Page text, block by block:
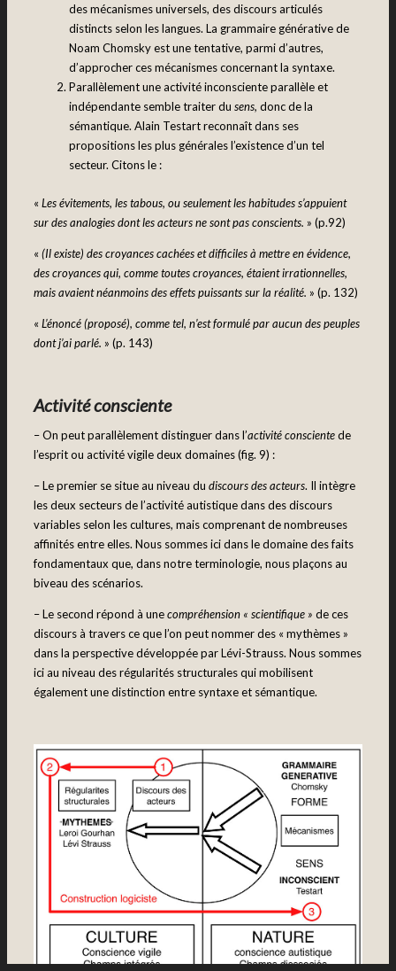
des mécanismes universels, des discours articulés
distincts selon les langues. La grammaire générative de
Noam Chomsky est une tentative, parmi d’autres,
d’approcher ces mécanismes concernant la syntaxe.
Parallèlement une activité inconsciente parallèle et
indépendante semble traiter du sens, donc de la
sémantique. Alain Testart reconnaît dans ses
propositions les plus générales l’existence d’un tel
secteur. Citons le :
« Les évitements, les tabous, ou seulement les habitudes s’appuient
sur des analogies dont les acteurs ne sont pas conscients. » (p.92)
« (Il existe) des croyances cachées et difficiles à mettre en évidence,
des croyances qui, comme toutes croyances, étaient irrationnelles,
mais avaient néanmoins des effets puissants sur la réalité. » (p. 132)
« L’énoncé (proposé), comme tel, n’est formulé par aucun des peuples
dont j’ai parlé. » (p. 143)
Activité consciente
– On peut parallèlement distinguer dans l’activité conscientede
l’esprit ou activité vigile deux domaines (fig. 9) :
– Le premier se situe au niveau du discours des acteurs. Il intègre
les deux secteurs de l’activité autistique dans des discours
variables selon les cultures, mais comprenant de nombreuses
affinités entre elles. Nous sommes ici dans le domaine des faits
fondamentaux que, dans notre terminologie, nous plaçons au
biveau des scénarios.
– Le second répond à unecompréhension « scientifique » de ces
discours à travers ce que l’on peut nommer des « mythèmes »
dans la perspective développée par Lévi-Strauss. Nous sommes
ici au niveau des régularités structurales qui mobilisent
également une distinction entre syntaxe et sémantique.